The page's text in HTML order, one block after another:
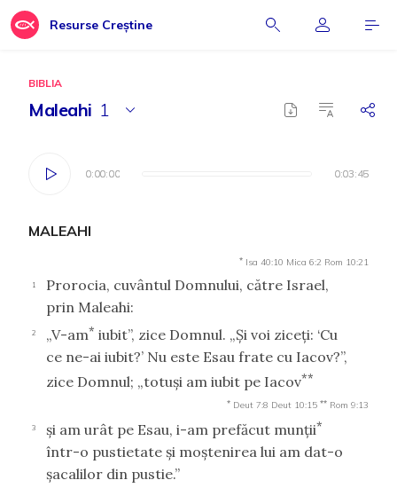
Resurse Creștine
BIBLIA
Maleahi 1
0:00:00 0:03:45
0:00:00 0:03:45
MALEAHI
* Isa 40:10 Mica 6:2 Rom 10:21
1
Prorocia, cuvântul Domnului, către Israel,
prin Maleahi:
2 „V-am* iubit”, zice Domnul. „Şi voi ziceţi: ‘Cu
ce ne-ai iubit?’ Nu este Esau frate cu Iacov?”,
zice Domnul; „totuşi am iubit pe Iacov**
* Deut 7:8 Deut 10:15 ** Rom 9:13
3 şi am urât pe Esau, i-am prefăcut munţii*
într-o pustietate şi moştenirea lui am dat-o
şacalilor din pustie.”